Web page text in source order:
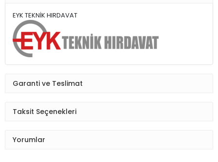
EYK TEKNİK HIRDAVAT
Garanti ve Teslimat
Taksit Seçenekleri
Yorumlar